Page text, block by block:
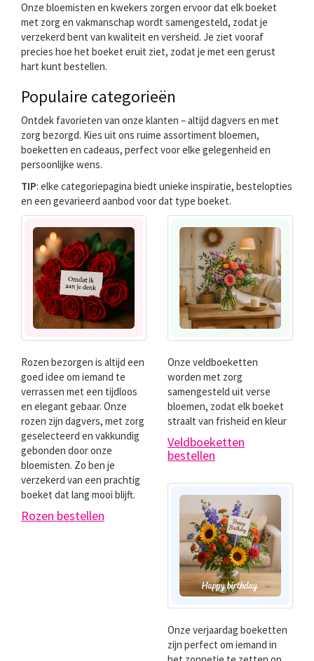
Onze bloemisten en kwekers zorgen ervoor dat elk boeket
met zorg en vakmanschap wordt samengesteld, zodat je
verzekerd bent van kwaliteit en versheid. Je ziet vooraf
precies hoe het boeket eruit ziet, zodat je met een gerust
hart kunt bestellen.
Populaire categorieën
Ontdek favorieten van onze klanten – altijd dagvers en met
zorg bezorgd. Kies uit ons ruime assortiment bloemen,
boeketten en cadeaus, perfect voor elke gelegenheid en
persoonlijke wens.
TIP: elke categoriepagina biedt unieke inspiratie, bestelopties
en een gevarieerd aanbod voor dat type boeket.
Rozen bezorgen is altijd een
goed idee om iemand te
verrassen met een tijdloos
en elegant gebaar. Onze
rozen zijn dagvers, met zorg
geselecteerd en vakkundig
gebonden door onze
bloemisten. Zo ben je
verzekerd van een prachtig
boeket dat lang mooi blijft.
Rozen bestellen
Onze veldboeketten
worden met zorg
samengesteld uit verse
bloemen, zodat elk boeket
straalt van frisheid en kleur
Veldboeketten
bestellen
Onze verjaardag boeketten
zijn perfect om iemand in